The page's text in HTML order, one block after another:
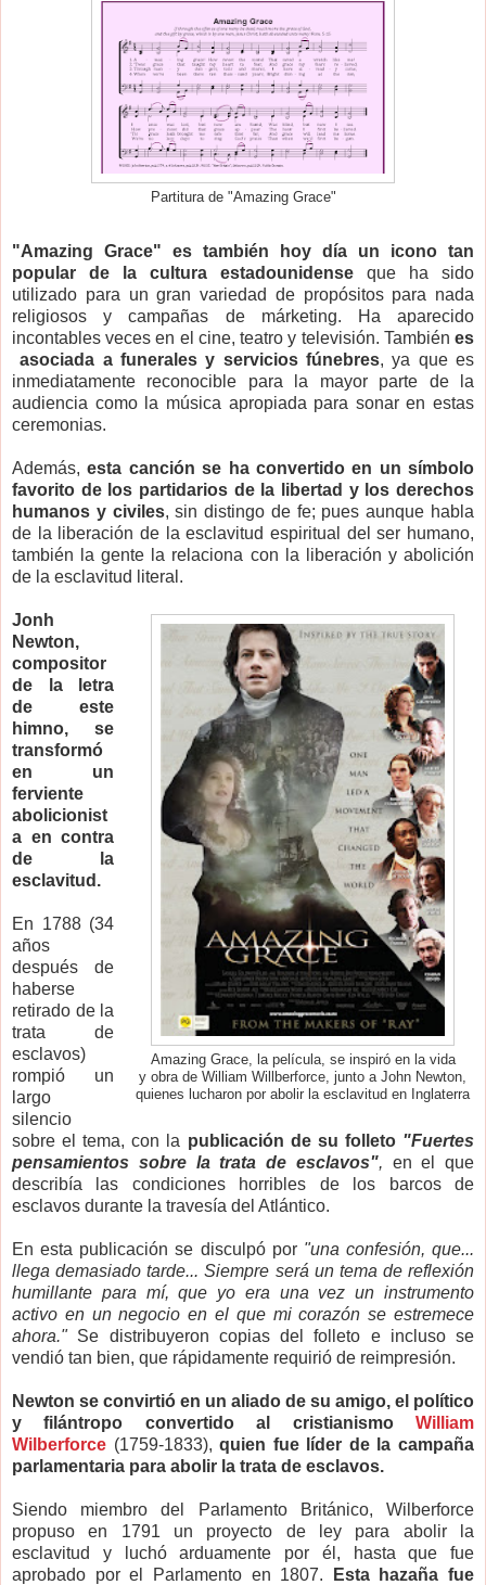
Partitura de "Amazing Grace"
"Amazing Grace" es también hoy día un icono tan
popular de la cultura estadounidense que ha sido
utilizado para un gran variedad de propósitos para nada
religiosos y campañas de márketing. Ha aparecido
incontables veces en el cine, teatro y televisión. También es
asociada a funerales y servicios fúnebres, ya que es
inmediatamente reconocible para la mayor parte de la
audiencia como la música apropiada para sonar en estas
ceremonias.
Además,esta canción se ha convertido en un símbolo
favorito de los partidarios de la libertad y los derechos
humanos y civiles, sin distingo de fe; pues aunque habla
de la liberación de la esclavitud espiritual del ser humano,
también la gente la relaciona con la liberación y abolición
de la esclavitud literal.
Amazing Grace, la película, se inspiró en la vida
y obra de William Willberforce, junto a John Newton,
quienes lucharon por abolir la esclavitud en Inglaterra
Jonh
Newton,
compositor
de la letra
de este
himno, se
transformó
en un
ferviente
abolicionist
a en contra
de la
esclavitud.
En 1788 (34
años
después de
haberse
retirado de la
trata de
esclavos)
rompió un
largo
silencio
sobre el tema, con la publicación de su folleto "Fuertes
pensamientos sobre la trata de esclavos", en el que
describía las condiciones horribles de los barcos de
esclavos durante la travesía del Atlántico.
En esta publicación se disculpó por "una confesión, que...
llega demasiado tarde... Siempre será un tema de reflexión
humillante para mí, que yo era una vez un instrumento
activo en un negocio en el que mi corazón se estremece
ahora." Se distribuyeron copias del folleto e incluso se
vendió tan bien, que rápidamente requirió de reimpresión.
Newton se convirtió en un aliado de su amigo, el político
y filántropo convertido al cristianismo William
Wilberforce (1759-1833), quien fue líder de la campaña
parlamentaria para abolir la trata de esclavos.
Siendo miembro del Parlamento Británico, Wilberforce
propuso en 1791 un proyecto de ley para abolir la
esclavitud y luchó arduamente por él, hasta que fue
aprobado por el Parlamento en 1807.
Esta hazaña fue